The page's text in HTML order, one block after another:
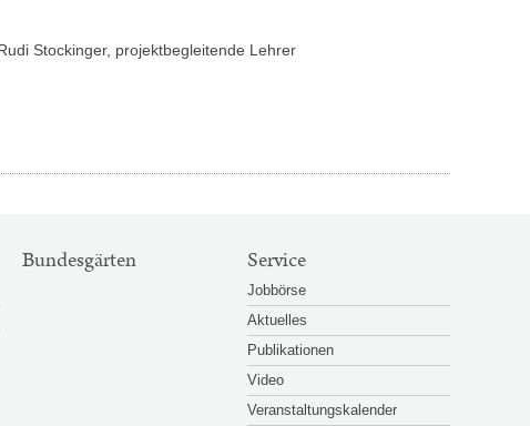
Stockinger, projektbegleitende Lehrer
Bundesgärten Service
Jobbörse
Aktuelles
Publikationen
Video
Veranstaltungskalender